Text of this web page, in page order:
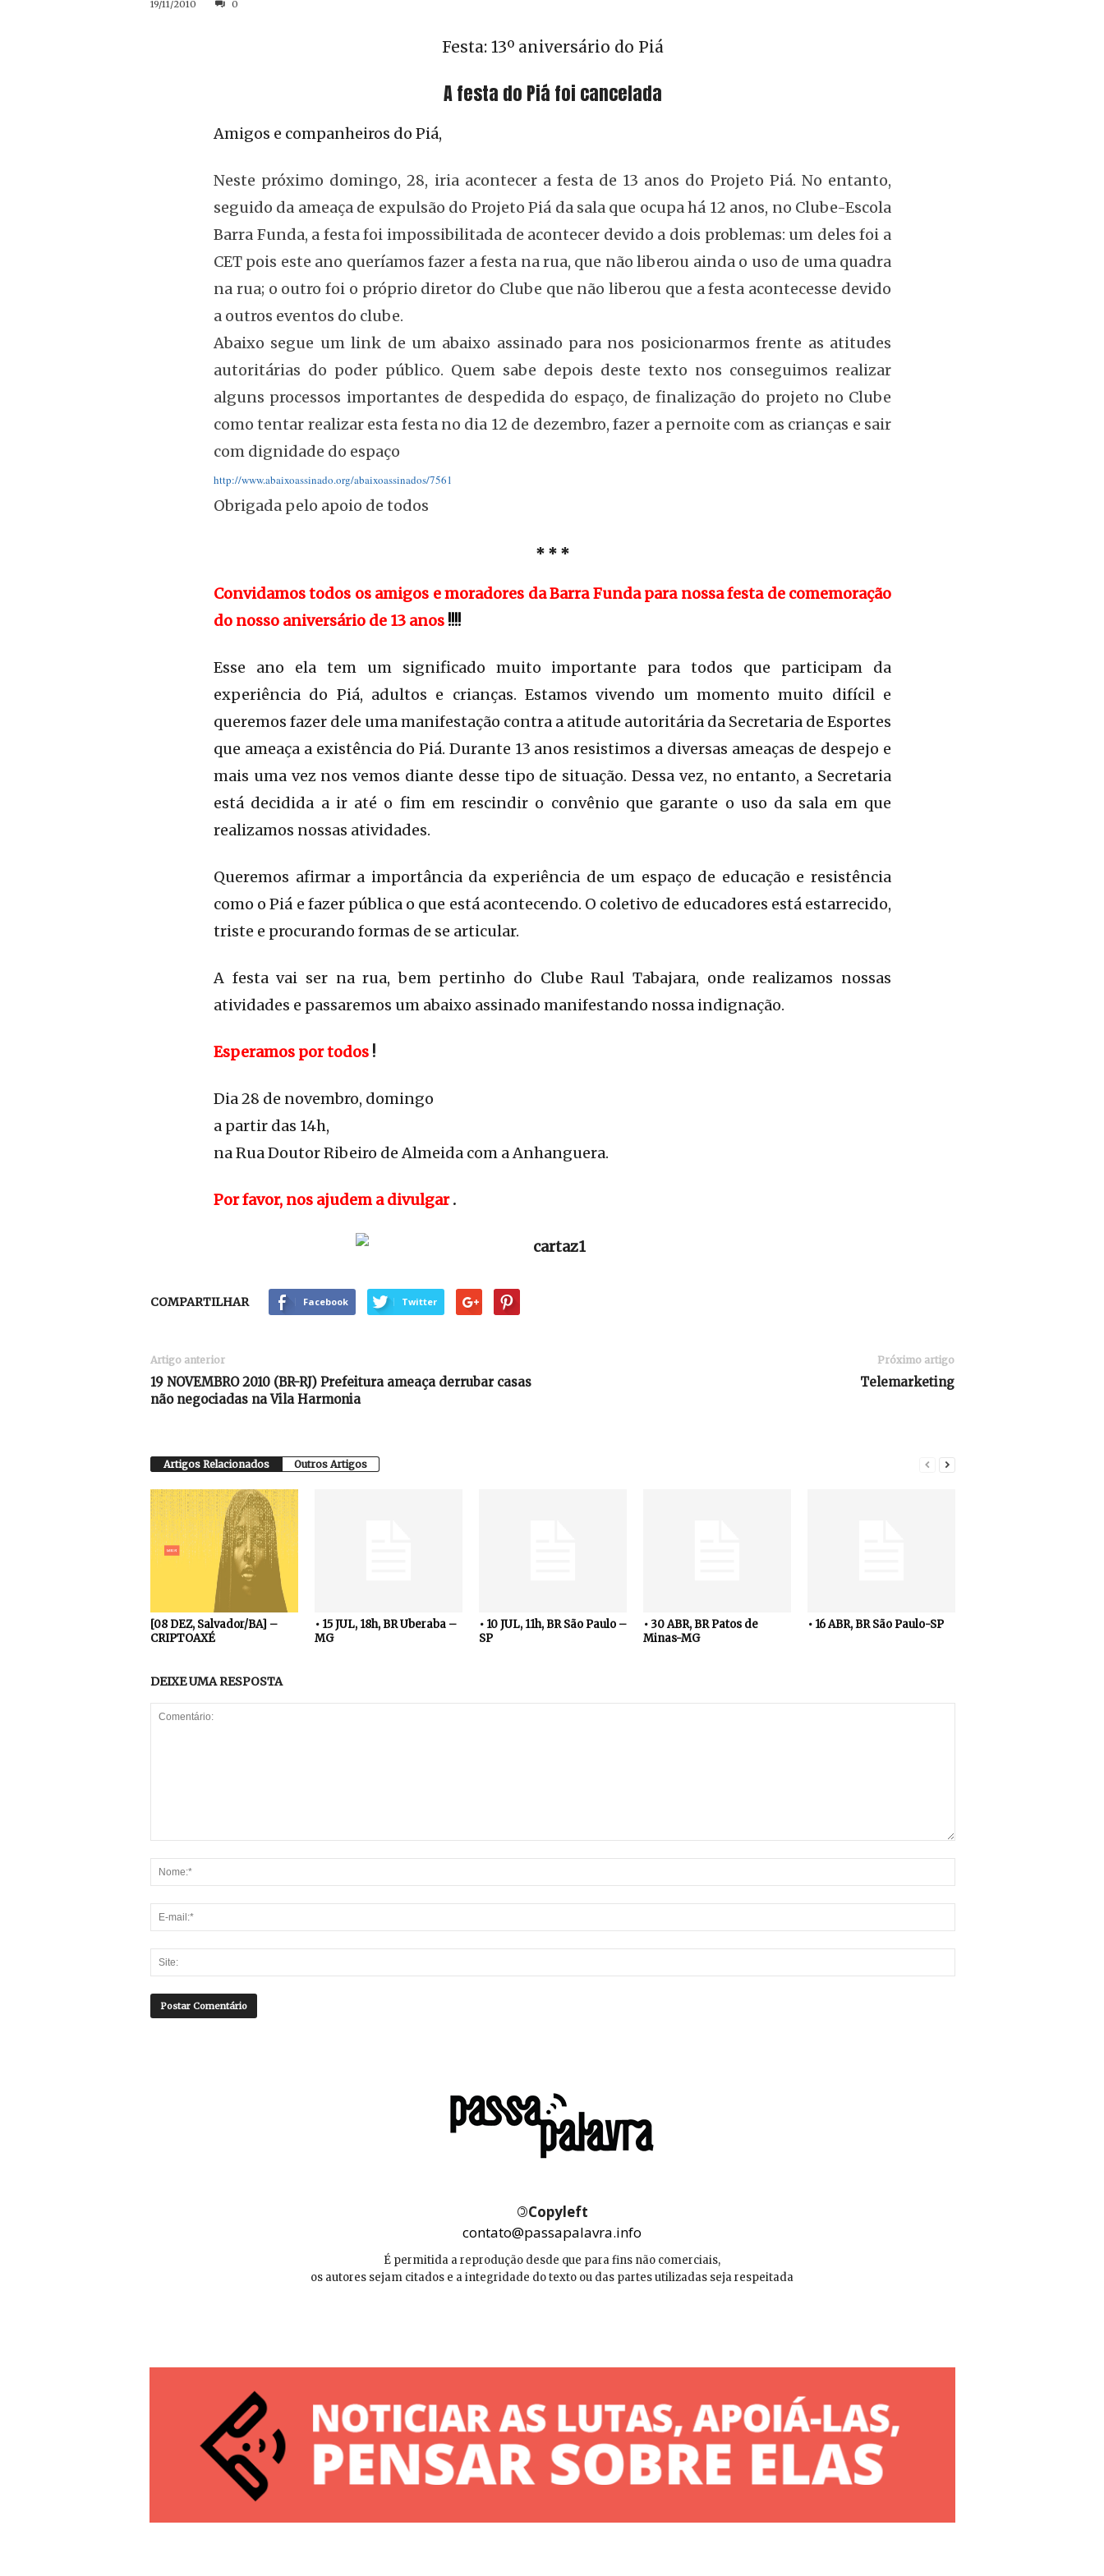
19/11/2010 0
Festa: 13º aniversário do Piá
A festa do Piá foi cancelada
Amigos e companheiros do Piá,
Neste próximo domingo, 28, iria acontecer a festa de 13 anos do Projeto Piá. No entanto,
seguido da ameaça de expulsão do Projeto Piá da sala que ocupa há 12 anos, no Clube-Escola
Barra Funda, a festa foi impossibilitada de acontecer devido a dois problemas: um deles foi a
CET pois este ano queríamos fazer a festa na rua, que não liberou ainda o uso de uma quadra
na rua; o outro foi o próprio diretor do Clube que não liberou que a festa acontecesse devido
a outros eventos do clube.
Abaixo segue um link de um abaixo assinado para nos posicionarmos frente as atitudes
autoritárias do poder público. Quem sabe depois deste texto nos conseguimos realizar
alguns processos importantes de despedida do espaço, de finalização do projeto no Clube
como tentar realizar esta festa no dia 12 de dezembro, fazer a pernoite com as crianças e sair
com dignidade do espaço
http://www.abaixoassinado.org/abaixoassinados/7561
Obrigada pelo apoio de todos
* * *
Convidamos todos os amigos e moradores da Barra Funda para nossa festa de comemoração
do nosso aniversário de 13 anos !!!!
Esse ano ela tem um significado muito importante para todos que participam da
experiência do Piá, adultos e crianças. Estamos vivendo um momento muito difícil e
queremos fazer dele uma manifestação contra a atitude autoritária da Secretaria de Esportes
que ameaça a existência do Piá. Durante 13 anos resistimos a diversas ameaças de despejo e
mais uma vez nos vemos diante desse tipo de situação. Dessa vez, no entanto, a Secretaria
está decidida a ir até o fim em rescindir o convênio que garante o uso da sala em que
realizamos nossas atividades.
Queremos afirmar a importância da experiência de um espaço de educação e resistência
como o Piá e fazer pública o que está acontecendo. O coletivo de educadores está estarrecido,
triste e procurando formas de se articular.
A festa vai ser na rua, bem pertinho do Clube Raul Tabajara, onde realizamos nossas
atividades e passaremos um abaixo assinado manifestando nossa indignação.
Esperamos por todos !
Dia 28 de novembro, domingo
a partir das 14h,
na Rua Doutor Ribeiro de Almeida com a Anhanguera.
Por favor, nos ajudem a divulgar.
COMPARTILHAR Facebook Twitter
Artigo anterior
19 NOVEMBRO 2010 (BR-RJ) Prefeitura ameaça derrubar casas
não negociadas na Vila Harmonia
Próximo artigo
Telemarketing
Artigos Relacionados Outros Artigos
[08 DEZ, Salvador/BA] –
CRIPTOAXÉ
• 15 JUL, 18h, BR Uberaba –
MG
• 10 JUL, 11h, BR São Paulo –
SP
• 30 ABR, BR Patos de
Minas-MG
• 16 ABR, BR São Paulo-SP
DEIXE UMA RESPOSTA
©Copyleft
contato@passapalavra.info
É permitida a reprodução desde que para fins não comerciais,
os autores sejam citados e a integridade do texto ou das partes utilizadas seja respeitada